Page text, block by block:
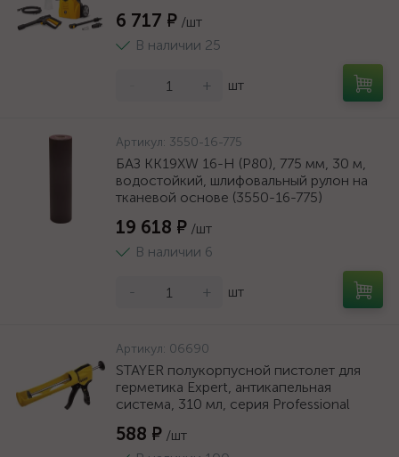
6 717 ₽ /шт
В наличии 25
+ шт
Артикул: 3550-16-775
БАЗ KK19XW 16-H (Р80), 775 мм, 30 м,
водостойкий, шлифовальный рулон на
тканевой основе (3550-16-775)
19 618 ₽ /шт
В наличии 6
- + шт
Артикул: 06690
STAYER полукорпусной пистолет для
герметика Expert, антикапельная
система, 310 мл, серия Professional
588 ₽ /шт